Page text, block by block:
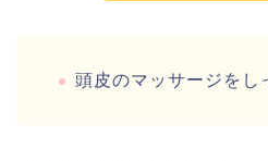
頭皮のマッサージをし